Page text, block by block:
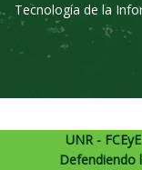
Tecnología de la
UNR -
Defendiendo